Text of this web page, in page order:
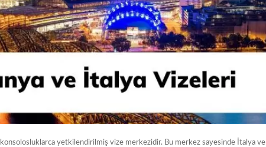
konsolosluklarca yetkilendirilmiş vize merkezidir. Bu merkez sayesinde İtalya ve